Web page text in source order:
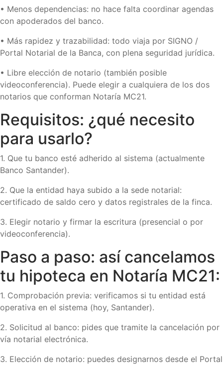
• Menos dependencias: no hace falta coordinar agendas
con apoderados del banco.
• Más rapidez y trazabilidad: todo viaja por SIGNO /
Portal Notarial de la Banca, con plena seguridad jurídica.
• Libre elección de notario (también posible
videoconferencia). Puede elegir a cualquiera de los dos
notarios que conforman Notaría MC21.
Requisitos: ¿qué necesito
para usarlo?
1. Que tu banco esté adherido al sistema (actualmente
Banco Santander).
2. Que la entidad haya subido a la sede notarial:
certificado de saldo cero y datos registrales de la finca.
3. Elegir notario y firmar la escritura (presencial o por
videoconferencia).
Paso a paso: así cancelamos
tu hipoteca en Notaría MC21:
1. Comprobación previa: verificamos si tu entidad está
operativa en el sistema (hoy, Santander).
2. Solicitud al banco: pides que tramite la cancelación por
vía notarial electrónica.
3. Elección de notario: puedes designarnos desde el Portal